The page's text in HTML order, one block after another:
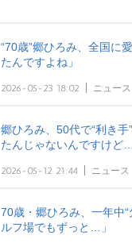
“70歳”郷ひろみ、全国に
たんですよね」
2026-05-23 18:02 ニュース
郷ひろみ、50代で“利き
たんじゃないんですけど…
2026-05-12 21:44 ニュース
70歳・郷ひろみ、一年中
ルフ場でもずっと…」